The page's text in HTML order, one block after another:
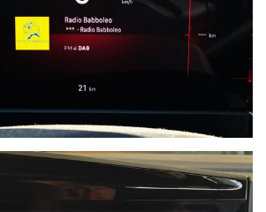
HAI
TROVATO
L'AUTO
CHE
CERCHI?
Compila
il
modulo
e ti